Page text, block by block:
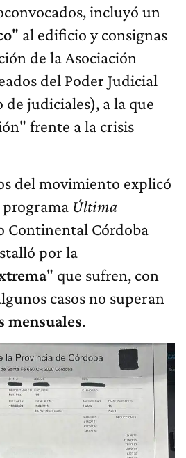
incluyó un
" al edificio y consignas
de la Asociación
del Poder Judicial
de judiciales), a la que
frente a la crisis
del movimiento explicó
Última
Continental Córdoba
por la
" que sufren, con
casos no superan
mensuales.